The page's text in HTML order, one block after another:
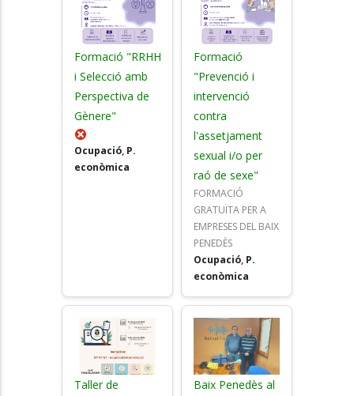
Formació "RRHH
i Selecció amb
Perspectiva de
Gènere"
Ocupació, P.
econòmica
Formació
"Prevenció i
intervenció
contra
l'assetjament
sexual i/o per
raó de sexe"
FORMACIÓ
GRATUÏTA PER A
EMPRESES DEL BAIX
PENEDÈS
Ocupació, P.
econòmica
Taller de
Baix Penedès al